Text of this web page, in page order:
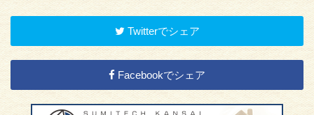
Twitterでシェア
Facebookでシェア